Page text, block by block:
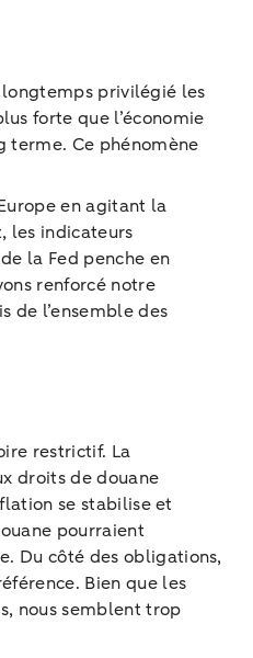
longtemps privilégié les
forte que l’économie
terme. Ce phénomène
en agitant la
les indicateurs
la Fed penche en
renforcé notre
de l’ensemble des
restrictif. La
droits de douane
se stabilise et
pourraient
Du côté des obligations,
Bien que les
nous semblent trop